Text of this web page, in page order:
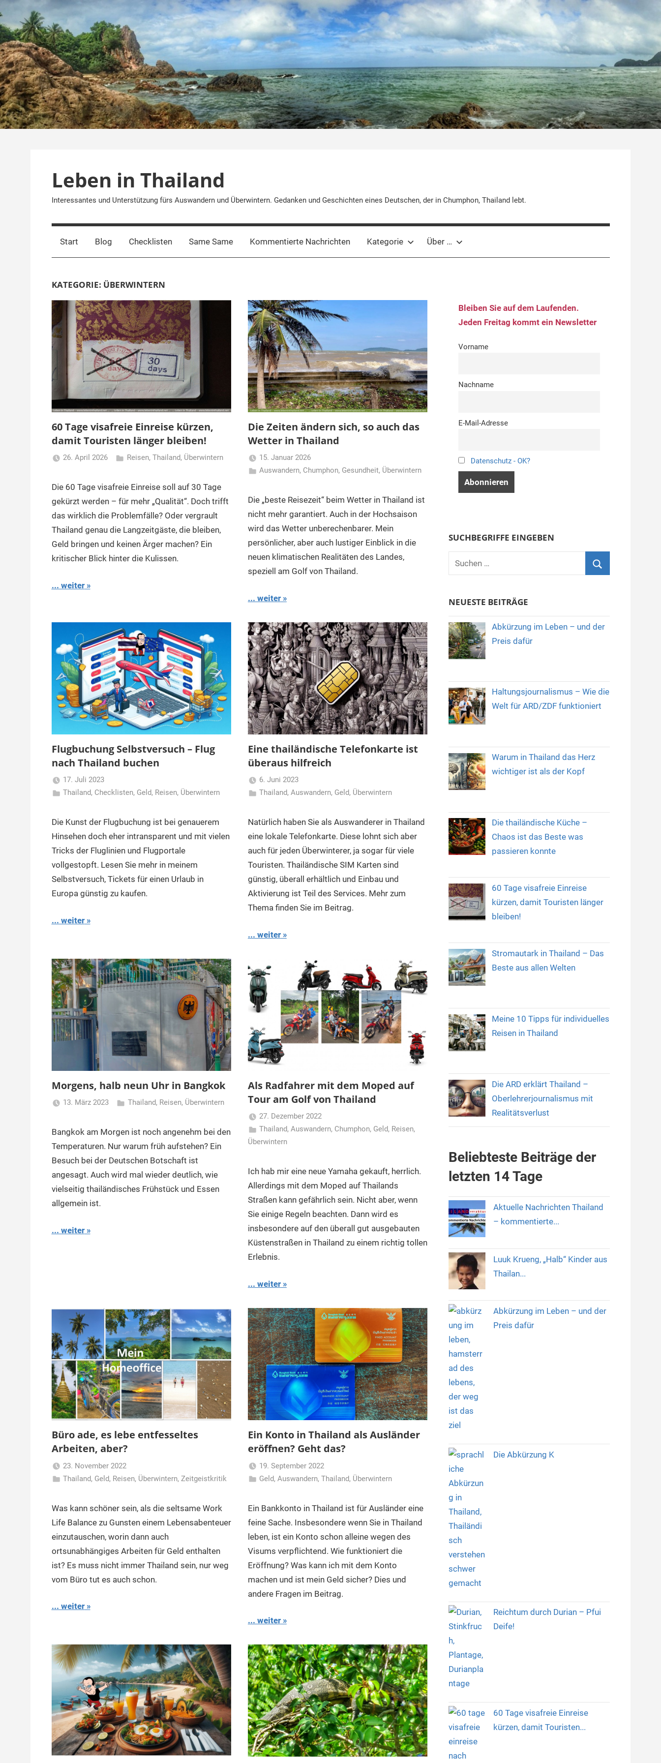
Inhalt
springen
Leben in Thailand
Interessantes und Unterstützung fürs Auswandern und Überwintern. Gedanken und Geschichten eines Deutschen, der in Chumphon, Thailand lebt.
Start Blog Checklisten Same Same Kommentierte Nachrichten Kategorie Über …
KATEGORIE: ÜBERWINTERN
60 Tage visafreie Einreise kürzen,
damit Touristen länger bleiben!
26. April 2026
Reisen, Thailand, Überwintern
Die 60 Tage visafreie Einreise soll auf 30 Tage
gekürzt werden – für mehr „Qualität“. Doch trifft
das wirklich die Problemfälle? Oder vergrault
Thailand genau die Langzeitgäste, die bleiben,
Geld bringen und keinen Ärger machen? Ein
kritischer Blick hinter die Kulissen.
... weiter
Die Zeiten ändern sich, so auch das
Wetter in Thailand
15. Januar 2026
Matt
Auswandern, Chumphon, Gesundheit, Überwintern
Die „beste Reisezeit“ beim Wetter in Thailand ist
nicht mehr garantiert. Auch in der Hochsaison
wird das Wetter unberechenbarer. Mein
persönlicher, aber auch lustiger Einblick in die
neuen klimatischen Realitäten des Landes,
speziell am Golf von Thailand.
... weiter
Flugbuchung Selbstversuch – Flug
nach Thailand buchen
17. Juli 2023
Matt
Thailand, Checklisten, Geld, Reisen, Überwintern
Die Kunst der Flugbuchung ist bei genauerem
Hinsehen doch eher intransparent und mit vielen
Tricks der Fluglinien und Flugportale
vollgestopft. Lesen Sie mehr in meinem
Selbstversuch, Tickets für einen Urlaub in
Europa günstig zu kaufen.
... weiter
Eine thailändische Telefonkarte ist
überaus hilfreich
6. Juni 2023
Matt
Thailand,Auswandern, Geld, Überwintern
Natürlich haben Sie als Auswanderer in Thailand
eine lokale Telefonkarte. Diese lohnt sich aber
auch für jeden Überwinterer, ja sogar für viele
Touristen. Thailändische SIM Karten sind
günstig, überall erhältlich und Einbau und
Aktivierung ist Teil des Services. Mehr zum
Thema finden Sie im Beitrag.
... weiter
Morgens, halb neun Uhr in Bangkok
13. März 2023
Thailand, Reisen, Überwintern
Bangkok am Morgen ist noch angenehm bei den
Temperaturen. Nur warum früh aufstehen? Ein
Besuch bei der Deutschen Botschaft ist
angesagt. Auch wird mal wieder deutlich, wie
vielseitig thailändisches Frühstück und Essen
allgemein ist.
... weiter
Als Radfahrer mit dem Moped auf
Tour am Golf von Thailand
27. Dezember 2022
Matt
Thailand,Auswandern, Chumphon, Geld, Reisen,
Überwintern
Ich hab mir eine neue Yamaha gekauft, herrlich.
Allerdings mit dem Moped auf Thailands
Straßen kann gefährlich sein. Nicht aber, wenn
Sie einige Regeln beachten. Dann wird es
insbesondere auf den überall gut ausgebauten
Küstenstraßen in Thailand zu einem richtig tollen
Erlebnis.
... weiter
Büro ade, es lebe entfesseltes
Arbeiten, aber?
23. November 2022
Matt
Thailand, Geld, Reisen, Überwintern, Zeitgeistkritik
Was kann schöner sein, als die seltsame Work
Life Balance zu Gunsten einem Lebensabenteuer
einzutauschen, worin dann auch
ortsunabhängiges Arbeiten für Geld enthalten
ist? Es muss nicht immer Thailand sein, nur weg
vom Büro tut es auch schon.
... weiter
Ein Konto in Thailand als Ausländer
eröffnen? Geht das?
19. September 2022
Matt
Geld,Auswandern,Thailand, Überwintern
Ein Bankkonto in Thailand ist für Ausländer eine
feine Sache. Insbesondere wenn Sie in Thailand
leben, ist ein Konto schon alleine wegen des
Visums verpflichtend. Wie funktioniert die
Eröffnung? Was kann ich mit dem Konto
machen und ist mein Geld sicher? Dies und
andere Fragen im Beitrag.
... weiter
Bleiben Sie auf dem Laufenden.
Jeden Freitag kommt ein Newsletter
Vorname
Nachname
E-Mail-Adresse
Datenschutz - OK?
SUCHBEGRIFFE EINGEBEN
Suchen
nach:
NEUESTE BEITRÄGE
Abkürzung im Leben – und der
Preis dafür
Haltungsjournalismus – Wie die
Welt für ARD/ZDF funktioniert
Warum in Thailand das Herz
wichtiger ist als der Kopf
Die thailändische Küche –
Chaos ist das Beste was
passieren konnte
60 Tage visafreie Einreise
kürzen, damit Touristen länger
bleiben!
Stromautark in Thailand – Das
Beste aus allen Welten
Meine 10 Tipps für individuelles
Reisen in Thailand
Die ARD erklärt Thailand –
Oberlehrerjournalismus mit
Realitätsverlust
Beliebteste Beiträge der
letzten 14 Tage
Aktuelle Nachrichten Thailand
– kommentierte...
Luuk Krueng, „Halb“ Kinder aus
Thailan...
Abkürzung im Leben – und der
Preis dafür
Die Abkürzung K
Reichtum durch Durian – Pfui
Deife!
60 Tage visafreie Einreise
kürzen, damit Touristen...